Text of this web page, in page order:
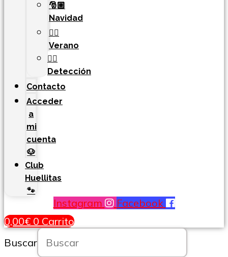
🎅🏼
Navidad
🏄‍♀️
Verano
🐕‍🦺
Detección
Contacto
Acceder
a
mi
cuenta
🐶
Club
Huellitas
🐾
Instagram
Facebook
0,00€ 0 Carrito
Buscar